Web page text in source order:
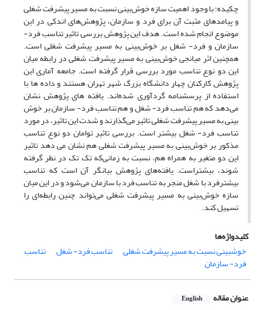
چکیده: با وجود اهمیت سازه خوش‌بینی نسبت به مسیر پیشرفت شغلی
و پیامدهای مثبت آن برای فرد و سازمان، پژوهش‌های اندکی در این
موضوع انجام شده است. هدف این پژوهش بررسی تاثیر تناسب فرد-
سازمان و فرد- شغل بر خوش‌بینی به مسیر پیشرفت شغلی است.
همچنین اثر میانجی خوش‌بینی به مسیر پیشرفت شغلی در رابطه میان
این دو نوع تناسب مورد بررسی قرار گرفته است. جامعه آماری این
پژوهش کارکنان چهار دانشگاه بزرگ شهر تهران هستند و داده ها با
استفاده از پرسشنامه گردآوری شده‌اند. یافته های پژوهش نشان
می‌دهد که هم تناسب فرد- شغل و هم تناسب فرد- سازمان بر خوش
بینی به مسیر پیشرفت شغلی تاثیر می‌گذارند و شدت این تاثیر، در مورد
تناسب فرد- شغل بیشتر است. بررسی تاثیر توامان دو نوع تناسب
مذکور بر خوش‌بینی به مسیر پیشرفت شغلی هم نشان می دهد تاثیر
این دو متغیر به همراه هم، نسبت به زمانی‌که تک تک در نظر گرفته
شوند، بیشتراست. یافته‌های پژوهش بیانگر آن است که تناسب
بیشترفرد با شغل منجر به تناسب فرد با سازمان می‌شود و در این میان
سازه خوش‌بینی به مسیر پیشرفت شغلی می‌تواند چنین رابطه‌ای را
تسهیل کند.
کلیدواژه‌ها
خوشبینی نسبت به مسیر پیشرفت شغلی
تناسب فرد- شغل تناسب
فرد- سازمان
عنوان مقاله English